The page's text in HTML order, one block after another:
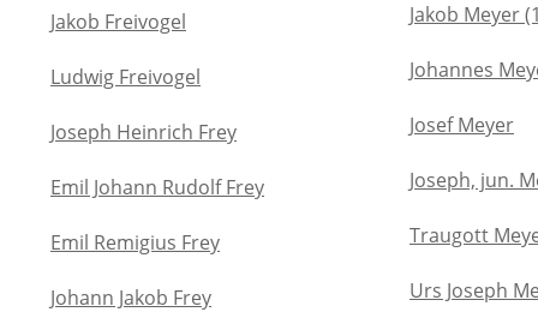
Jakob Freivogel
Ludwig Freivogel
Joseph Heinrich Frey
Emil Johann Rudolf Frey
Emil Remigius Frey
Johann Jakob Frey
Jakob Meyer
Johannes
Josef Meyer
Joseph, jun.
Traugott
Urs Joseph